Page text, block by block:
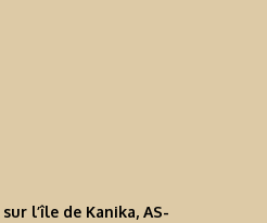
sur l’île de Kanika, AS-